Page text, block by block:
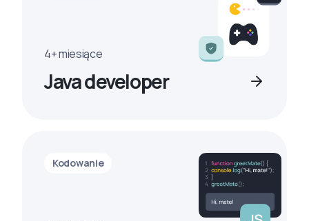
4+ miesiące
Java developer
Kodowanie